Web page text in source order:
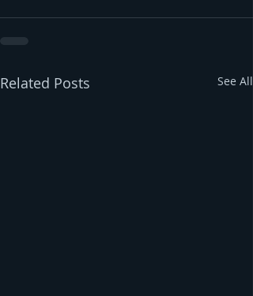
Related Posts See All